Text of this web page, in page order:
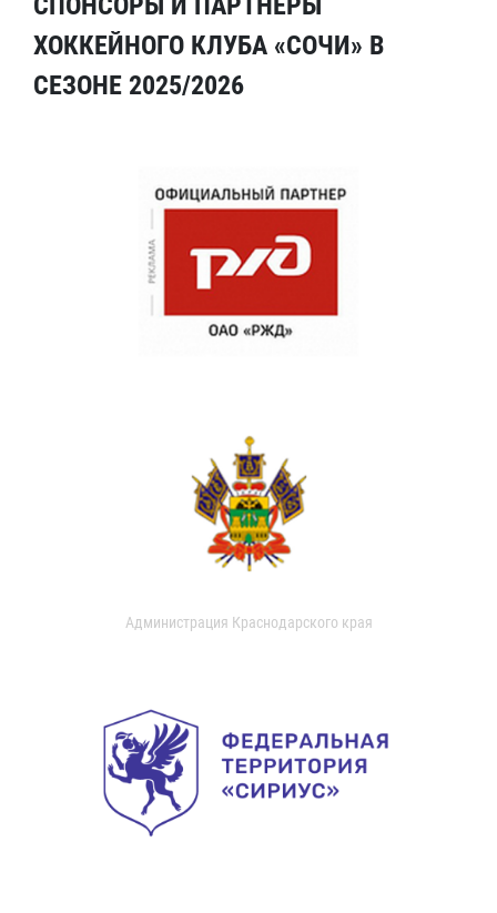
ХОККЕЙНОГО КЛУБА «СОЧИ» В
СЕЗОНЕ 2025/2026
Администрация Краснодарского края